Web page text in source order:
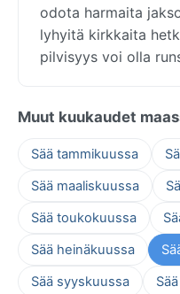
odota harmaita
lyhyitä kirkkaita
pilvisyys voi olla
Muut kuukaudet
Sää tammikuussa
Sää maaliskuussa
Sää toukokuussa
Sää heinäkuussa
Sää syyskuussa